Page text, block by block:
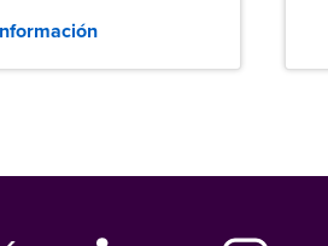
como los recién
Estados Unidos.